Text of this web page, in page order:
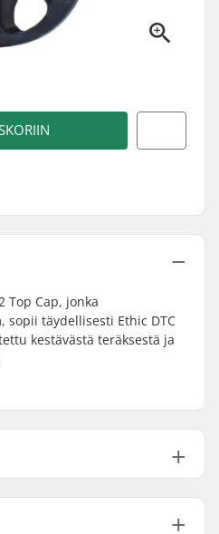
Top Cap, jonka
sopii täydellisesti Ethic DTC
kestävästä teräksestä ja
SCS, HIC